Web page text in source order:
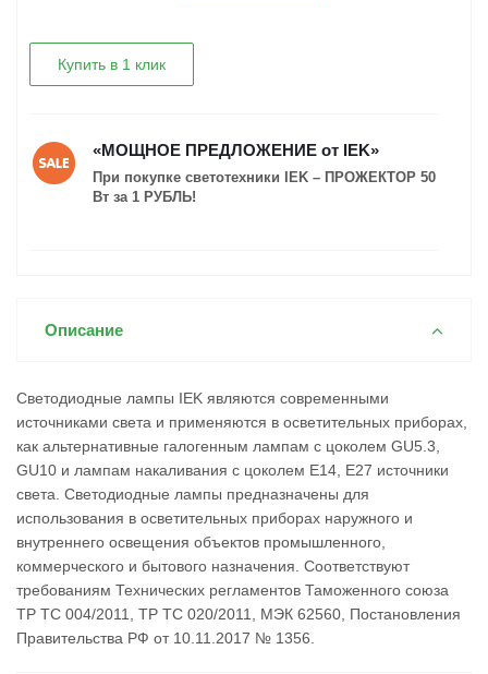
Купить в 1 клик
«МОЩНОЕ ПРЕДЛОЖЕНИЕ от IEK»
При покупке светотехники IEK – ПРОЖЕКТОР 50
Вт за 1 РУБЛЬ!
Описание
Светодиодные лампы IEK являются современными
источниками света и применяются в осветительных приборах,
как альтернативные галогенным лампам с цоколем GU5.3,
GU10 и лампам накаливания с цоколем Е14, Е27 источники
света. Светодиодные лампы предназначены для
использования в осветительных приборах наружного и
внутреннего освещения объектов промышленного,
коммерческого и бытового назначения. Соответствуют
требованиям Технических регламентов Таможенного союза
ТР ТС 004/2011, ТР ТС 020/2011, МЭК 62560, Постановления
Правительства РФ от 10.11.2017 № 1356.